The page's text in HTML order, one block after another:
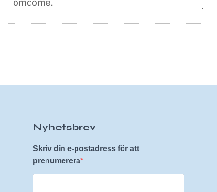
Nyhetsbrev
Skriv din e-postadress för att
prenumerera